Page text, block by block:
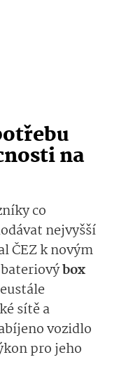
na
co
nejvyšší
ČEZ k novým
box
sítě a
vozidlo
pro jeho